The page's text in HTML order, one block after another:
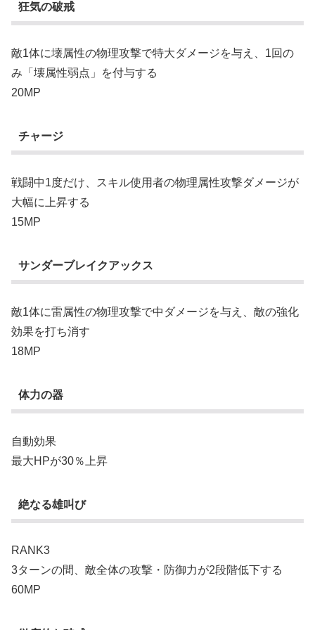
狂気の破戒
敵1体に壊属性の物理攻撃で特大ダメージを与え、1回の
み「壊属性弱点」を付与する
20MP
チャージ
戦闘中1度だけ、スキル使用者の物理属性攻撃ダメージが
大幅に上昇する
15MP
サンダーブレイクアックス
敵1体に雷属性の物理攻撃で中ダメージを与え、敵の強化
効果を打ち消す
18MP
体力の器
自動効果
最大HPが30％上昇
絶なる雄叫び
RANK3
3ターンの間、敵全体の攻撃・防御力が2段階低下する
60MP